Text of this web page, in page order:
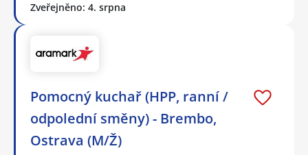
Zveřejněno: 4. srpna
Pomocný kuchař (HPP, ranní /
odpolední směny) - Brembo,
Ostrava (M/Ž)